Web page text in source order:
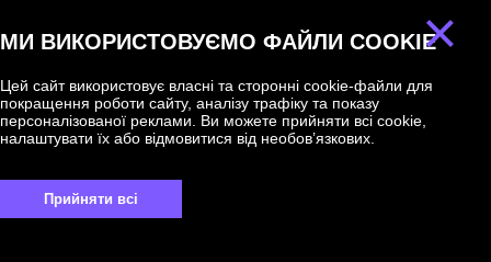
Ми відповімо на
будь-яке
запитання!
×
МИ ВИКОРИСТОВУЄМО ФАЙЛИ COOKIE
Цей сайт використовує власні та сторонні cookie-файли для
покращення роботи сайту, аналізу трафіку та показу
персоналізованої реклами. Ви можете прийняти всі cookie,
налаштувати їх або відмовитися від необов’язкових.
Прийняти всі